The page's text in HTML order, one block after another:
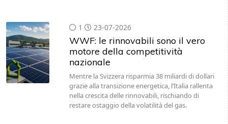
1 23-07-2026
WWF: le rinnovabili sono il vero
motore della competitività
nazionale
Mentre la Svizzera risparmia 38 miliardi di dollari
grazie alla transizione energetica, l’Italia rallenta
nella crescita delle rinnovabili, rischiando di
restare ostaggio della volatilità del gas.